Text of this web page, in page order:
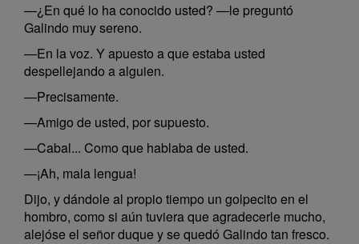
—¿En qué lo ha conocido usted? —le preguntó
Galindo muy sereno.
—En la voz. Y apuesto a que estaba usted
despellejando a alguien.
—Precisamente.
—Amigo de usted, por supuesto.
—Cabal... Como que hablaba de usted.
—¡Ah, mala lengua!
Dijo, y dándole al propio tiempo un golpecito en el
hombro, como si aún tuviera que agradecerle mucho,
alejóse el señor duque y se quedó Galindo tan fresco.